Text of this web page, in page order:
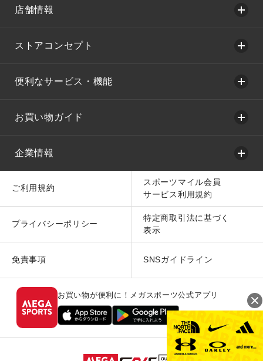
店舗情報
ストアコンセプト
便利なサービス・機能
お買い物ガイド
企業情報
ご利用規約
スポーツマイル会員
サービス利用規約
プライバシーポリシー
特定商取引法に基づく
表示
免責事項 SNSガイドライン
お買い物が便利に！メガスポーツ公式アプリ